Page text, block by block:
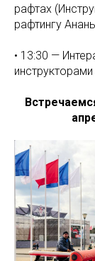
рафтах
рафтингу
• 13:30 —
инструкторами